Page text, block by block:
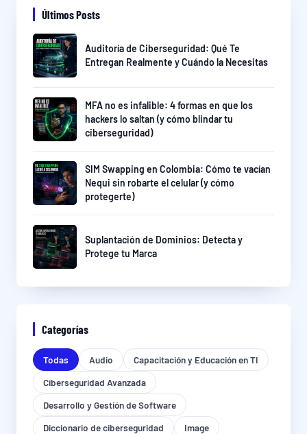
Últimos Posts
Auditoría de Ciberseguridad: Qué Te
Entregan Realmente y Cuándo la Necesitas
MFA no es infalible: 4 formas en que los
hackers lo saltan (y cómo blindar tu
ciberseguridad)
SIM Swapping en Colombia: Cómo te vacían
Nequi sin robarte el celular (y cómo
protegerte)
Suplantación de Dominios: Detecta y
Protege tu Marca
Categorías
Todas Audio
Capacitación y Educación en TI
Ciberseguridad Avanzada
Desarrollo y Gestión de Software
Diccionario de ciberseguridad
Image